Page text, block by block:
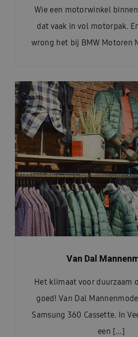
Wie een motorwinkel
dat vaak in vol motorpak.
wrong het bij BMW Motoren
Van Dal
Het klimaat voor duurzaam
goed! Van Dal
Samsung 360 Cassette. In
een [...]